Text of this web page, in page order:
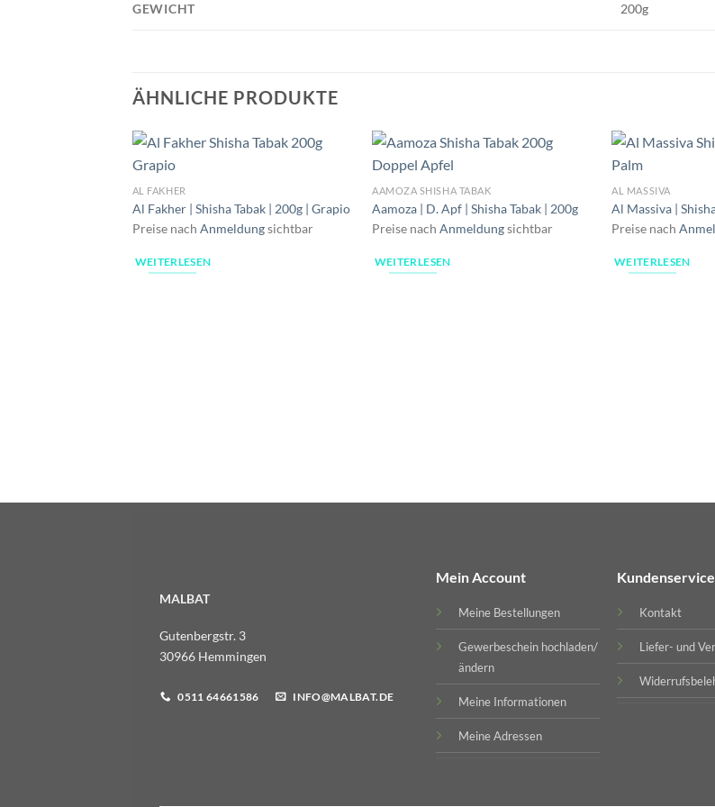
GEWICHT 200g
ÄHNLICHE PRODUKTE
AL FAKHER
Al Fakher | Shisha Tabak | 200g | Grapio
Preise nach Anmeldungsichtbar
WEITERLESEN
AAMOZA SHISHA TABAK
Aamoza | D. Apf | Shisha Tabak | 200g
Preise nachAnmeldungsichtbar
WEITERLESEN
AL MASSIVA
Al Massiva |
Preise nach
WEITERLESEN
MALBAT
Gutenbergstr. 3
30966 Hemmingen
0511 64661586 INFO@MALBAT.DE
Mein Account
Meine Bestellungen
Gewerbeschein hochladen/
ändern
Meine Informationen
Meine Adressen
Kundenservice
Kontakt
Liefer- und